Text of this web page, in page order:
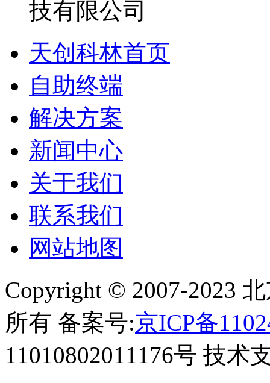
天创科林首页
自助终端
解决方案
新闻中心
关于我们
联系我们
网站地图
Copyright © 2007-2023
所有 备案号:京ICP备
11010802011176号 技术